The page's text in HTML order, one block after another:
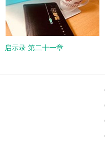
启示录 第二十一章